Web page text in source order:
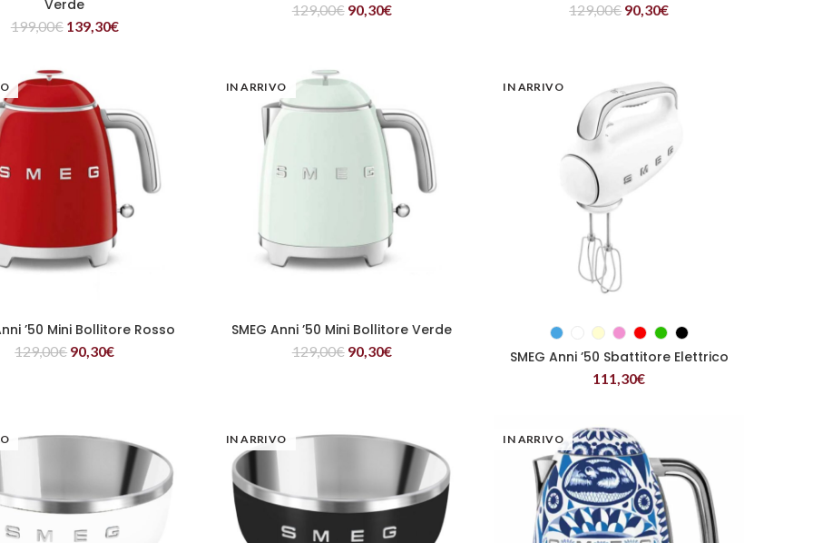
Verde
199,00€ 139,30€
129,00€ 90,30€ 129,00€ 90,30€
LEGGI TUTTO
’50 Mini Bollitore Rosso
129,00€ 90,30€
IN ARRIVO
LEGGI TUTTO
SMEG Anni ’50 Mini Bollitore Verde
129,00€ 90,30€
IN ARRIVO
SCEGLI
SMEG Anni ’50 Sbattitore Elettrico
111,30€
IN ARRIVO IN ARRIVO